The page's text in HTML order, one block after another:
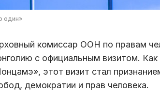
один»
комиссар ООН по правам
с официальным визитом.
этот визит стал
демократии и прав человека.